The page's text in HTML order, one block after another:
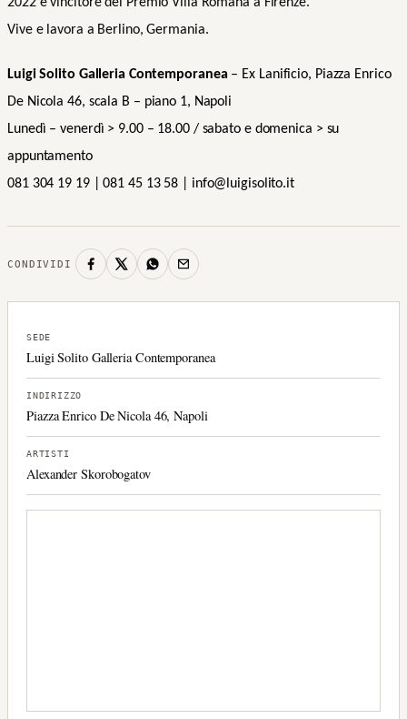
Vive e lavora a Berlino, Germania.
Luigi Solito Galleria Contemporanea – Ex Lanificio, Piazza Enrico
De Nicola 46, scala B – piano 1, Napoli
Lunedì – venerdì > 9.00 – 18.00 / sabato e domenica > su
appuntamento
081 304 19 19 | 081 45 13 58 | info@luigisolito.it
CONDIVIDI
SEDE
Luigi Solito Galleria Contemporanea
INDIRIZZO
Piazza Enrico De Nicola 46, Napoli
ARTISTI
Alexander Skorobogatov